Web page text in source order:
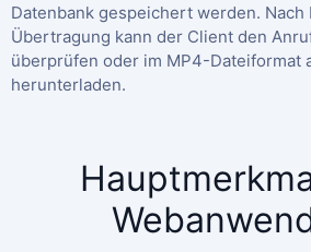
Datenbank gespeichert werden.
Übertragung kann der Client den
überprüfen oder im MP4-Dateiformat
herunterladen.